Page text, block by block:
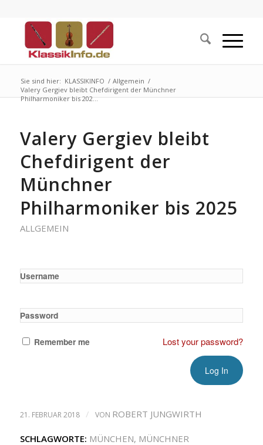
Sie sind hier: KLASSIKINFO / Allgemein /
Valery Gergiev bleibt Chefdirigent der Münchner
Philharmoniker bis 202...
Valery Gergiev bleibt
Chefdirigent der
Münchner
Philharmoniker bis 2025
ALLGEMEIN
Username
Password
Remember me Lost your password?
21. FEBRUAR 2018 / VON ROBERT JUNGWIRTH
SCHLAGWORTE: MÜNCHEN, MÜNCHNER